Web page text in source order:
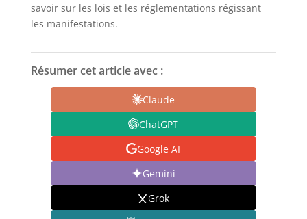
savoir sur les lois et les réglementations régissant
les manifestations.
Résumer cet article avec :
Claude
ChatGPT
Google AI
Gemini
Grok